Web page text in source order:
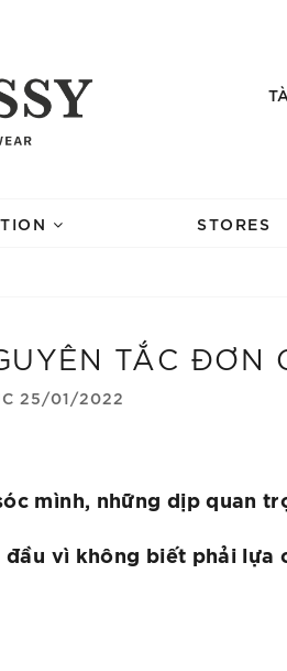
STORES
TẮC ĐƠN
25/01/2022
mình, những dịp quan
vì không biết phải lựa